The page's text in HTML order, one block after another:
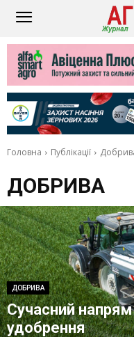
Головна Публікації
ДОБРИВА
ДОБРИВА
Сучасний
удобрення